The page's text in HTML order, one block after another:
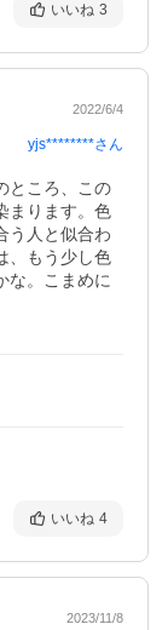
いいね 3
2022/6/4
yjs********さん
ところ、この
まります。色
う人と似合わ
、もう少し色
な。こまめに
いいね 4
2023/11/8